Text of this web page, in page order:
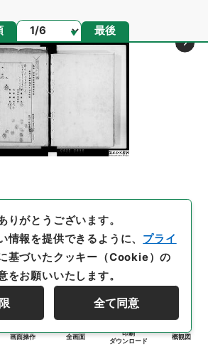
ページ 最後
画面操作 全画面
印刷
ダウンロード
概観図
りがとうございます。
情報を提供できるように、 プライ
基づいたクッキー（Cookie）の
をお願いいたします。
全て同意